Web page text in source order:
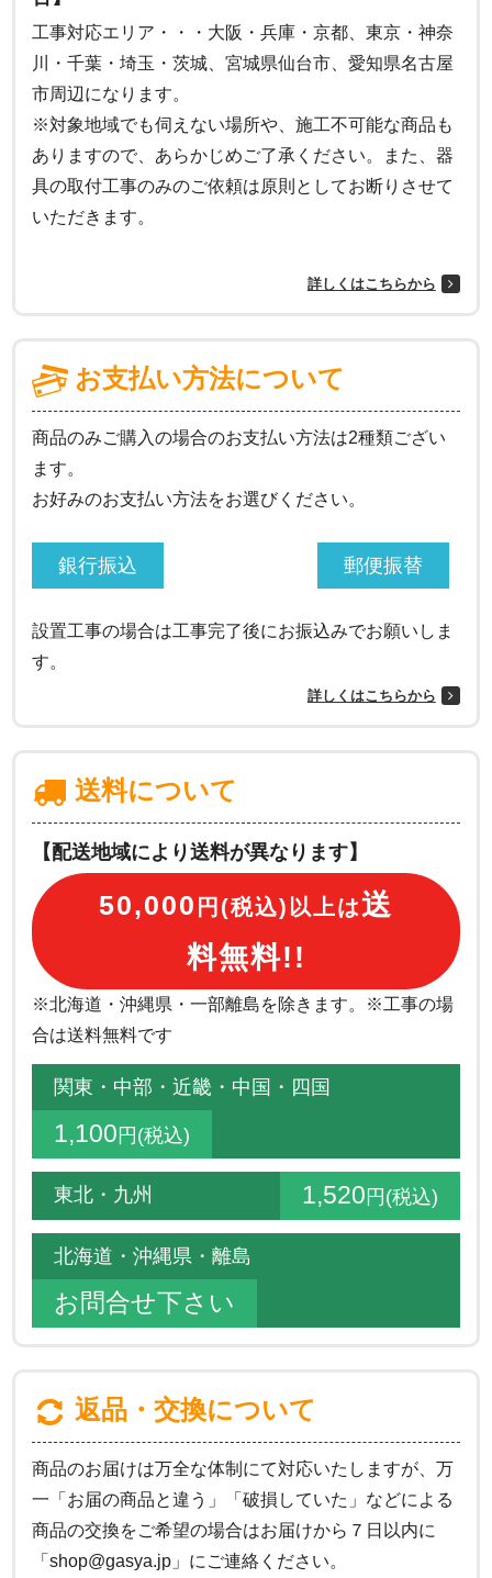
工事対応エリア・・・大阪・兵庫・京都、東京・神奈
川・千葉・埼玉・茨城、宮城県仙台市、愛知県名古屋
市周辺になります。
※対象地域でも伺えない場所や、施工不可能な商品も
ありますので、あらかじめご了承ください。また、器
具の取付工事のみのご依頼は原則としてお断りさせて
いただきます。
詳しくはこちらから
お支払い方法について
商品のみご購入の場合のお支払い方法は2種類ござい
ます。
お好みのお支払い方法をお選びください。
銀行振込 郵便振替
設置工事の場合は工事完了後にお振込みでお願いしま
す。
詳しくはこちらから
送料について
【配送地域により送料が異なります】
50,000 円(税込)以上は送
料無料!!
※北海道・沖縄県・一部離島を除きます。※工事の場
合は送料無料です
関東・中部・近畿・中国・四国
1,100 円(税込)
東北・九州 1,520 円(税込)
北海道・沖縄県・離島
お問合せ下さい
返品・交換について
商品のお届けは万全な体制にて対応いたしますが、万
一「お届の商品と違う」「破損していた」などによる
商品の交換をご希望の場合はお届けから７日以内に
「shop@gasya.jp」にご連絡ください。